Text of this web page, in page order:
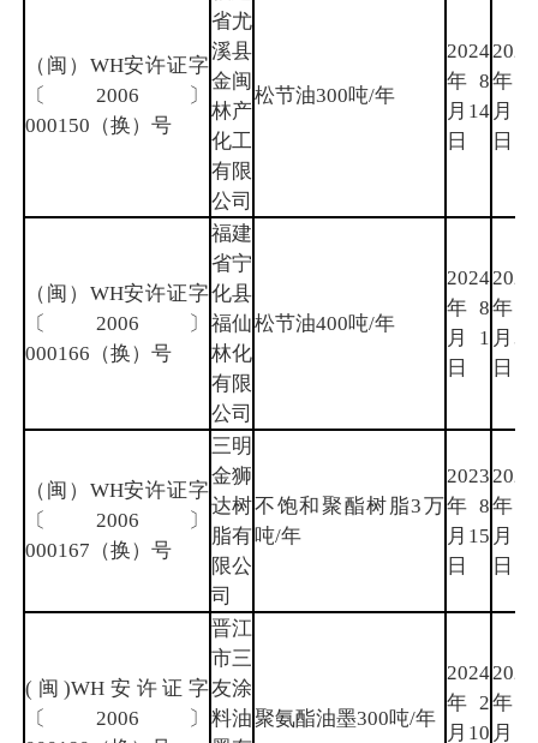
（闽）WH安许证字
〔2006〕
000150（换）号
省尤
溪县
金闽
林产
化工
有限
公司
松节油300吨/年
2024
年8
月14
日
2027
年7
月14
日
（闽）WH安许证字
〔2006〕
000166（换）号
福建
省宁
化县
福仙
林化
有限
公司
松节油400吨/年
2024
年8
月1
日
2027
年7
月31
日
（闽）WH安许证字
〔2006〕
000167（换）号
三明
金狮
达树
脂有
限公
司
不饱和聚酯树脂3万
吨/年
2023
年8
月15
日
2026
年7
月13
日
(闽)WH安许证字
〔2006〕
晋江
市三
友涂
料油聚氨酯油墨300吨/年
2024
年2
月10
2027
年2
月9